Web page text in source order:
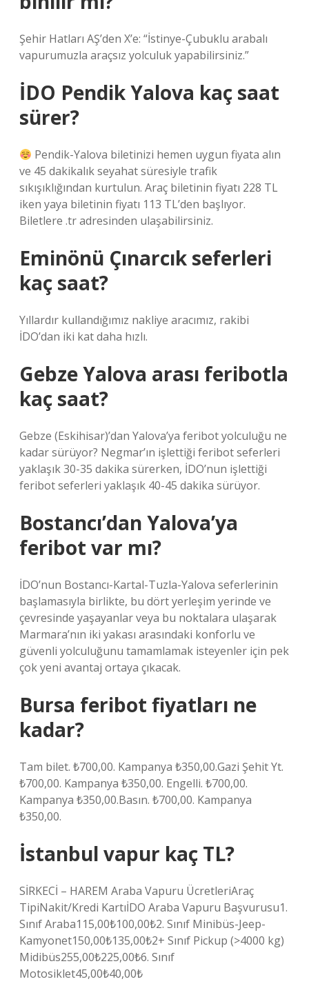
Şehir Hatları AŞ’den X’e: “İstinye-Çubuklu arabalı
vapurumuzla araçsız yolculuk yapabilirsiniz.”
İDO Pendik Yalova kaç saat
sürer?
Pendik-Yalova biletinizi hemen uygun fiyata alın
ve 45 dakikalık seyahat süresiyle trafik
sıkışıklığından kurtulun. Araç biletinin fiyatı 228 TL
iken yaya biletinin fiyatı 113 TL’den başlıyor.
Biletlere .tr adresinden ulaşabilirsiniz.
Eminönü Çınarcık seferleri
kaç saat?
Yıllardır kullandığımız nakliye aracımız, rakibi
İDO’dan iki kat daha hızlı.
Gebze Yalova arası feribotla
kaç saat?
Gebze (Eskihisar)’dan Yalova’ya feribot yolculuğu ne
kadar sürüyor? Negmar’ın işlettiği feribot seferleri
yaklaşık 30-35 dakika sürerken, İDO’nun işlettiği
feribot seferleri yaklaşık 40-45 dakika sürüyor.
Bostancı’dan Yalova’ya
feribot var mı?
İDO’nun Bostancı-Kartal-Tuzla-Yalova seferlerinin
başlamasıyla birlikte, bu dört yerleşim yerinde ve
çevresinde yaşayanlar veya bu noktalara ulaşarak
Marmara’nın iki yakası arasındaki konforlu ve
güvenli yolculuğunu tamamlamak isteyenler için pek
çok yeni avantaj ortaya çıkacak.
Bursa feribot fiyatları ne
kadar?
Tam bilet. ₺700,00. Kampanya ₺350,00.Gazi Şehit Yt.
₺700,00. Kampanya ₺350,00. Engelli. ₺700,00.
Kampanya ₺350,00.Basın. ₺700,00. Kampanya
₺350,00.
İstanbul vapur kaç TL?
SİRKECİ – HAREM Araba Vapuru ÜcretleriAraç
TipiNakit/Kredi KartıİDO Araba Vapuru Başvurusu1.
Sınıf Araba115,00₺100,00₺2. Sınıf Minibüs-Jeep-
Kamyonet150,00₺135,00₺2+ Sınıf Pickup (>4000 kg)
Midibüs255,00₺225,00₺6. Sınıf
Motosiklet45,00₺40,00₺